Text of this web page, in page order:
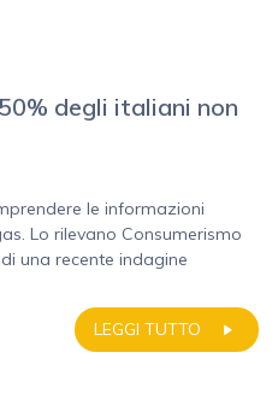
degli italiani non
le informazioni
Lo rilevano Consumerismo
una recente indagine
LEGGI TUTTO